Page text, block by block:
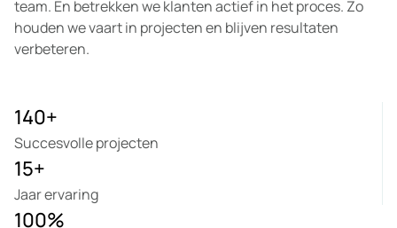
team. En betrekken we klanten actief in het proces. Zo
houden we vaart in projecten en blijven resultaten
verbeteren.
Succesvolle projecten
140+
Jaar ervaring
15+
100%